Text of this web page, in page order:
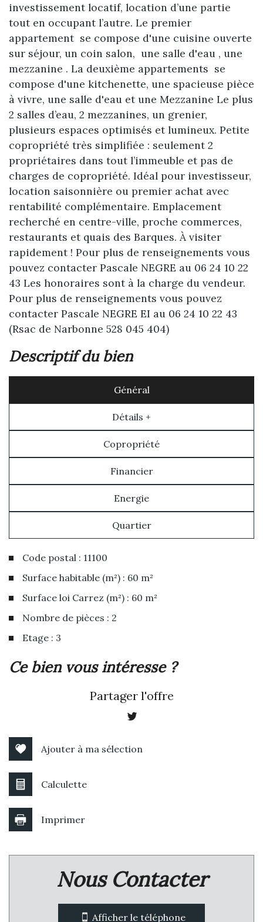
investissement locatif, location d’une partie
tout en occupant l’autre. Le premier
appartement se compose d'une cuisine ouverte
sur séjour, un coin salon, une salle d'eau , une
mezzanine . La deuxième appartements se
compose d'une kitchenette, une spacieuse pièce
à vivre, une salle d'eau et une Mezzanine Le plus
2 salles d’eau, 2 mezzanines, un grenier,
plusieurs espaces optimisés et lumineux. Petite
copropriété très simplifiée : seulement 2
propriétaires dans tout l’immeuble et pas de
charges de copropriété. Idéal pour investisseur,
location saisonnière ou premier achat avec
rentabilité complémentaire. Emplacement
recherché en centre-ville, proche commerces,
restaurants et quais des Barques. À visiter
rapidement ! Pour plus de renseignements vous
pouvez contacter Pascale NEGRE au 06 24 10 22
43 Les honoraires sont à la charge du vendeur.
Pour plus de renseignements vous pouvez
contacter Pascale NEGRE EI au 06 24 10 22 43
(Rsac de Narbonne 528 045 404)
descriptif du bien
Général
Détails +
Copropriété
Financier
Energie
Quartier
Code postal : 11100
Surface habitable (m²) : 60 m²
Surface loi Carrez (m²) : 60 m²
Nombre de pièces : 2
Etage : 3
la ville de narbonne (11100)
Collège
ce bien vous intéresse ?
Partager l'offre
Ajouter à ma sélection
Calculette
Imprimer
Nous Contacter
Afficher le téléphone